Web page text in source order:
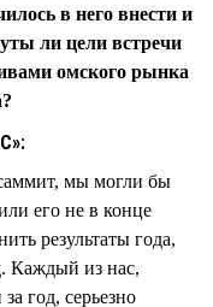
в него внести и
ли цели встречи
омского рынка
мы могли бы
его не в конце
результаты года,
Каждый из нас,
год, серьезно